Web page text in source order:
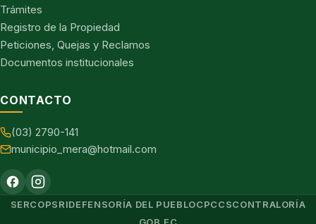
Trámites
Registro de la Propiedad
Peticiones, Quejas y Reclamos
Documentos institucionales
CONTACTO
(03) 2790-141
municipio_mera@hotmail.com
SERCOPSRIDEFENSORÍA DEL PUEBLOCPCCSCONTRALORÍA